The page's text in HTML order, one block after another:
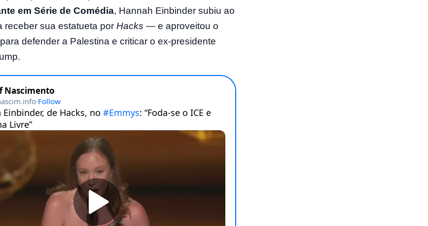
em Série de Comédia, Hannah Einbinder subiu ao
receber sua estatueta por Hacks — e aproveitou o
defender a Palestina e criticar o ex-presidente